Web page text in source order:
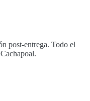
post-entrega. Todo el